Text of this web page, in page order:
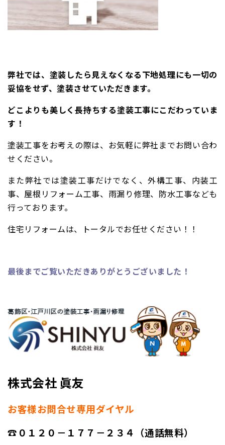
弊社では、塗装したら見えなくなる下地処理にも一切の
妥協をせず、塗装させていただきます。
どこよりも美しく長持ちする塗装工事にこだわっていま
す！
塗装工事をお考えの際は、お気軽に弊社までお問い合わ
せください。
また弊社では塗装工事だけでなく、外構工事、 内装工
事、屋根リフォーム工事、雨漏り修理、防水工事なども
行っております。
住宅リフォームは、トータルでお任せください！！
最後までご覧いただきありがとうございました！
株式会社 眞友
お客様お問合せ専用ダイヤル
☎０１２０－１７７－２３４（通話無料）